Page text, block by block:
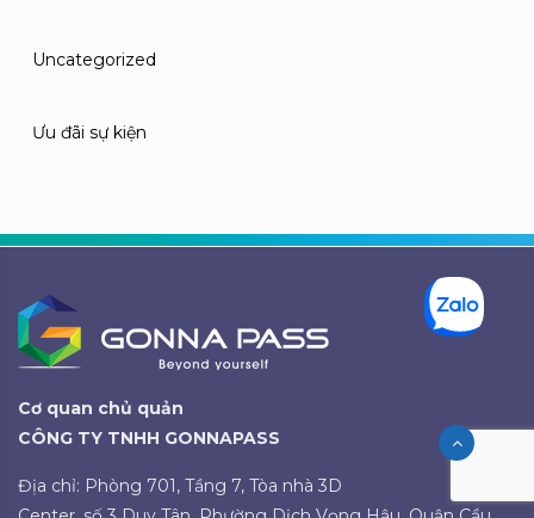
Uncategorized
Ưu đãi sự kiện
Cơ quan chủ quản
CÔNG TY TNHH GONNAPASS
Địa chỉ: Phòng 701, Tầng 7, Tòa nhà 3D